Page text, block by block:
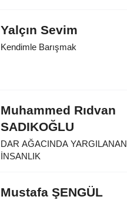
Yalçın Sevim
Kendimle Barışmak
Muhammed Rıdvan
SADIKOĞLU
DAR AĞACINDA YARGILANAN
İNSANLIK
Mustafa ŞENGÜL